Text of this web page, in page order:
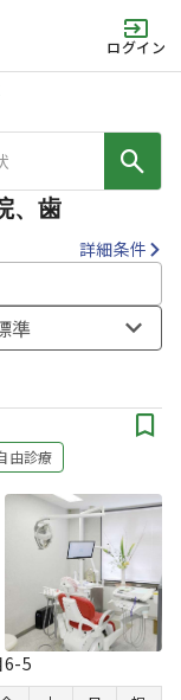
ログイン
、歯
詳細条件
準
由診療
6-5